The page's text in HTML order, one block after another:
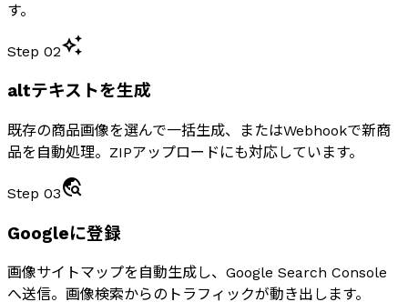
す。
Step 02auto_awesome
altテキストを生成
既存の商品画像を選んで一括生成、またはWebhookで新商
品を自動処理。ZIPアップロードにも対応しています。
Step 03travel_explore
Googleに登録
画像サイトマップを自動生成し、Google Search Console
へ送信。画像検索からのトラフィックが動き出します。